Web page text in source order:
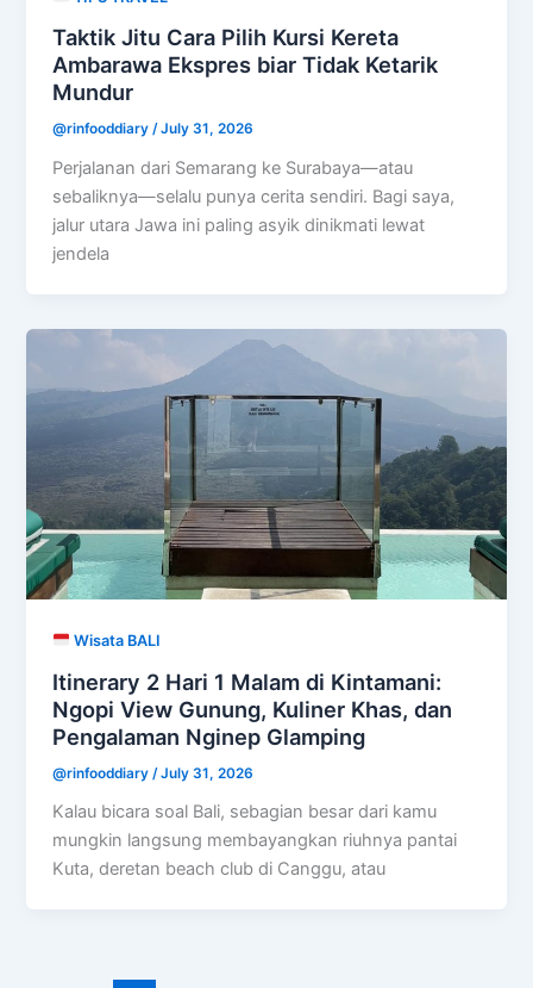
Taktik Jitu Cara Pilih Kursi Kereta
Ambarawa Ekspres biar Tidak Ketarik
Mundur
@rinfooddiary/July 31, 2026
Perjalanan dari Semarang ke Surabaya—atau
sebaliknya—selalu punya cerita sendiri. Bagi saya,
jalur utara Jawa ini paling asyik dinikmati lewat
jendela
Wisata BALI
Itinerary 2 Hari 1 Malam di Kintamani:
Ngopi View Gunung, Kuliner Khas, dan
Pengalaman Nginep Glamping
@rinfooddiary /July 31, 2026
Kalau bicara soal Bali, sebagian besar dari kamu
mungkin langsung membayangkan riuhnya pantai
Kuta, deretan beach club di Canggu, atau